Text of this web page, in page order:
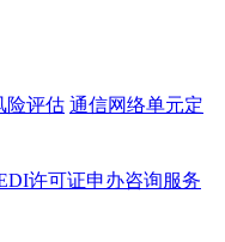
险评估 通信网络单元定
许可证申办咨询服务